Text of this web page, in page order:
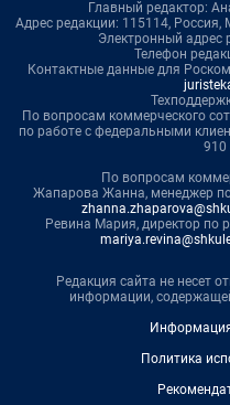
Главный редактор:
Адрес редакции: 115114, Россия,
Электронный адрес
Телефон
Контактные данные для
По вопросам коммерческого
по работе с федеральными
910
По вопросам
Жапарова Жанна, менеджер
Ревина Мария, директор по
Редакция сайта не несет
информации,
Политика